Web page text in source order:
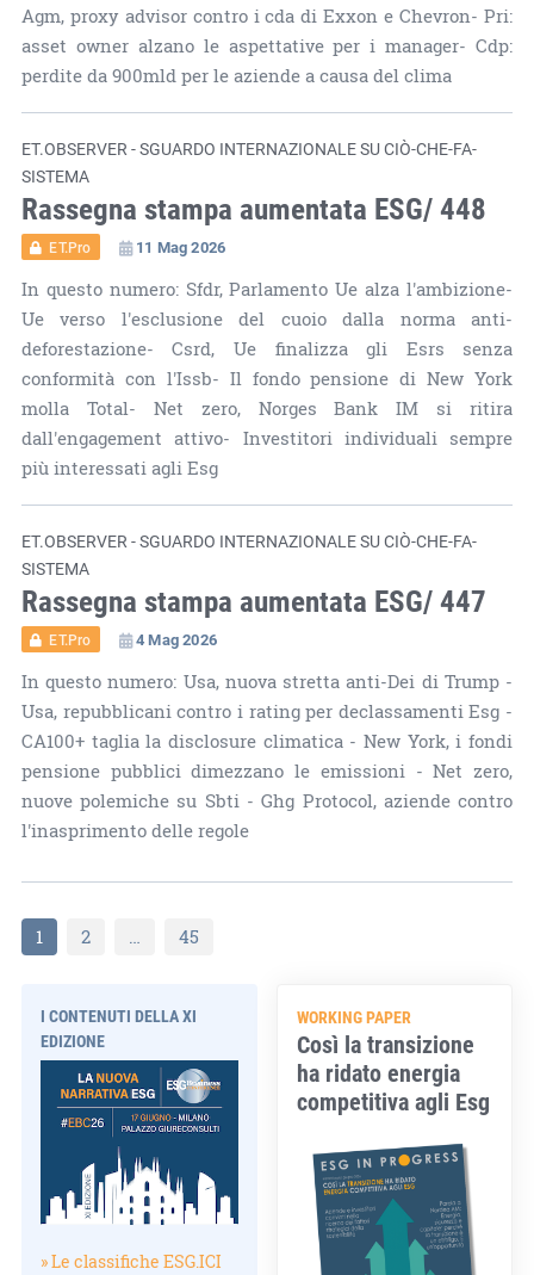
Agm, proxy advisor contro i cda di Exxon e Chevron- Pri:
asset owner alzano le aspettative per i manager- Cdp:
perdite da 900mld per le aziende a causa del clima
ET.OBSERVER - SGUARDO INTERNAZIONALE SU CIÒ-CHE-FA-
SISTEMA
Rassegna stampa aumentata ESG/ 448
ET.Pro 11 Mag 2026
In questo numero: Sfdr, Parlamento Ue alza l'ambizione-
Ue verso l'esclusione del cuoio dalla norma anti-
deforestazione- Csrd, Ue finalizza gli Esrs senza
conformità con l'Issb- Il fondo pensione di New York
molla Total- Net zero, Norges Bank IM si ritira
dall'engagement attivo- Investitori individuali sempre
più interessati agli Esg
ET.OBSERVER - SGUARDO INTERNAZIONALE SU CIÒ-CHE-FA-
SISTEMA
Rassegna stampa aumentata ESG/ 447
ET.Pro 4 Mag 2026
In questo numero: Usa, nuova stretta anti-Dei di Trump -
Usa, repubblicani contro i rating per declassamenti Esg -
CA100+ taglia la disclosure climatica - New York, i fondi
pensione pubblici dimezzano le emissioni - Net zero,
nuove polemiche su Sbti - Ghg Protocol, aziende contro
l'inasprimento delle regole
1 2 … 45
I CONTENUTI DELLA XI
EDIZIONE
» Le classifiche ESG.ICI
WORKING PAPER
Così la transizione
ha ridato energia
competitiva agli Esg